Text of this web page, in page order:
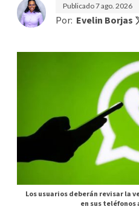
Publicado7 ago. 2026
Por: Evelin Borjas
Los usuarios deberán revisar la
en sus teléfonos